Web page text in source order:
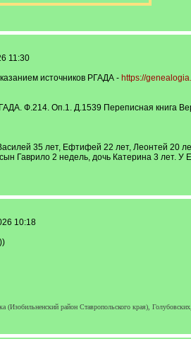
11:30
источников РГАДА - https://
Ф.214. Оп.1. Д.1539 Переписная книга
35 лет, Ефтифей 22 лет, Леонтей 20
Гаврило 2 недель, дочь Катерина 3 лет.
10:18
район Ставропольского края),